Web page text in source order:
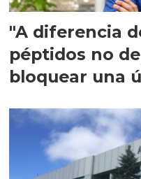
"A diferencia
péptidos no
bloquear una